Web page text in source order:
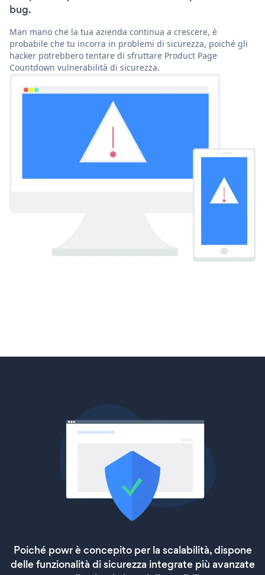
bug.
Man mano che la tua azienda continua a crescere, è
probabile che tu incorra in problemi di sicurezza, poiché gli
hacker potrebbero tentare di sfruttare Product Page
Countdown vulnerabilità di sicurezza.
Poiché powr è concepito per la scalabilità, dispone
delle funzionalità di sicurezza integrate più avanzate